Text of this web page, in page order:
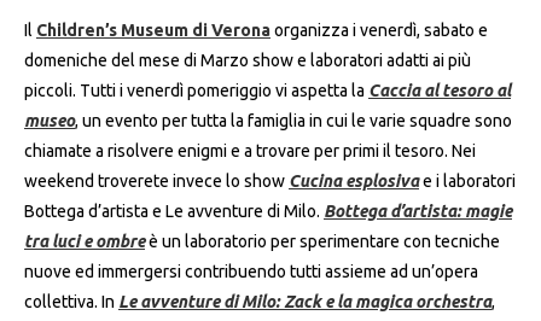
Il Children’s Museum di Veronaorganizza i venerdì, sabato e
domeniche del mese di Marzo show e laboratori adatti ai più
piccoli. Tutti i venerdì pomeriggio vi aspetta la Caccia al tesoro al
museo, un evento per tutta la famiglia in cui le varie squadre sono
chiamate a risolvere enigmi e a trovare per primi il tesoro. Nei
weekend troverete invece lo show Cucina esplosivae i laboratori
Bottega d’artista e Le avventure di Milo. Bottega d’artista: magie
tra luci e ombreè un laboratorio per sperimentare con tecniche
nuove ed immergersi contribuendo tutti assieme ad un’opera
collettiva. In Le avventure di Milo: Zack e la magica orchestra,